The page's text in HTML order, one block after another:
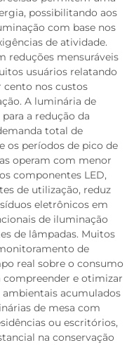
possibilitando aos
com base nos
de atividade.
reduções mensuráveis
usuários relatando
cento nos custos
A luminária de
a redução da
total de
os períodos de pico de
operam com menor
componentes LED,
de utilização, reduz
eletrônicos em
de iluminação
de lâmpadas. Muitos
de
real sobre o consumo
compreender e otimizar
ambientais acumulados
de mesa com
ou escritórios,
na conservação